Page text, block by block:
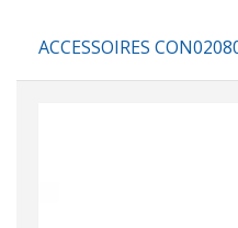
ACCESSOIRES